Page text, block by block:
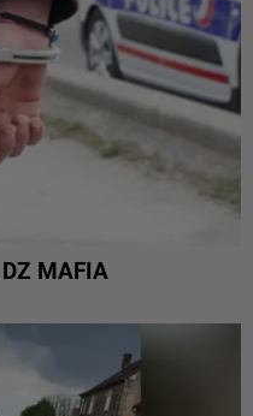
DZ MAFIA